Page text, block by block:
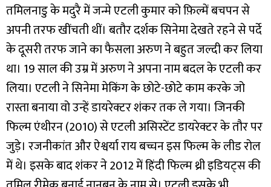
तमिलनाडु के मदुरै में जन्मे एटली कुमार को फ़िल्में बचपन से
अपनी तरफ खींचती थीं। बतौर दर्शक सिनेमा देखते रहने से पर्दे
के दूसरी तरफ जाने का फैसला अरुण ने बहुत जल्दी कर लिया
था। 19 साल की उम्र में अरुण ने अपना नाम बदल के एटली कर
लिया। एटली ने सिनेमा मेकिंग के छोटे-छोटे काम करके जो
रास्ता बनाया वो उन्हें डायरेक्टर शंकर तक ले गया। जिनकी
फिल्म एंथीरन (2010) से एटली असिस्टेंट डायरेक्टर के तौर पर
जुड़े। रजनीकांत और ऐश्वर्या राय बच्चन इस फिल्म के लीड रोल
में थे। इसके बाद शंकर ने 2012 में हिंदी फिल्म थ्री इडियट्स की